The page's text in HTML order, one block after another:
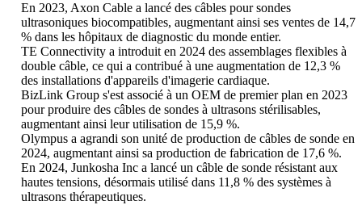
En 2023, Axon Cable a lancé des câbles pour sondes
ultrasoniques biocompatibles, augmentant ainsi ses ventes de 14,7
% dans les hôpitaux de diagnostic du monde entier.
TE Connectivity a introduit en 2024 des assemblages flexibles à
double câble, ce qui a contribué à une augmentation de 12,3 %
des installations d'appareils d'imagerie cardiaque.
BizLink Group s'est associé à un OEM de premier plan en 2023
pour produire des câbles de sondes à ultrasons stérilisables,
augmentant ainsi leur utilisation de 15,9 %.
Olympus a agrandi son unité de production de câbles de sonde en
2024, augmentant ainsi sa production de fabrication de 17,6 %.
En 2024, Junkosha Inc a lancé un câble de sonde résistant aux
hautes tensions, désormais utilisé dans 11,8 % des systèmes à
ultrasons thérapeutiques.